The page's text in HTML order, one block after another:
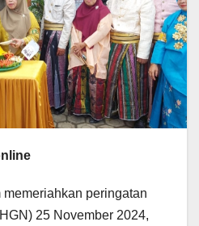
peringatan
25 November 2024,